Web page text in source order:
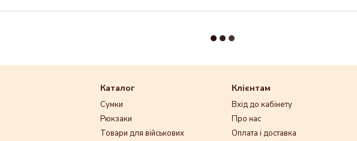
Каталог
Сумки
Рюкзаки
Товари для військових
Клієнтам
Вхід до кабінету
Про нас
Оплата і доставка